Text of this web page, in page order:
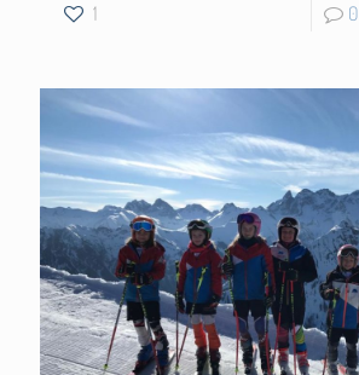
1 0